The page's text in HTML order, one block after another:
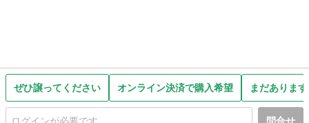
ぜひ譲ってください オンライン決済で購入希望 まだありま